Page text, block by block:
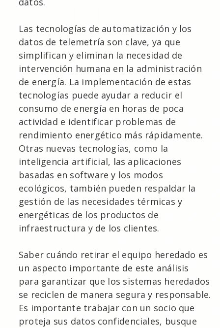
Las tecnologías de automatización y los
datos de telemetría son clave, ya que
simplifican y eliminan la necesidad de
intervención humana en la administración
de energía. La implementación de estas
tecnologías puede ayudar a reducir el
consumo de energía en horas de poca
actividad e identificar problemas de
rendimiento energético más rápidamente.
Otras nuevas tecnologías, como la
inteligencia artificial, las aplicaciones
basadas en software y los modos
ecológicos, también pueden respaldar la
gestión de las necesidades térmicas y
energéticas de los productos de
infraestructura y de los clientes.
Saber cuándo retirar el equipo heredado es
un aspecto importante de este análisis
para garantizar que los sistemas heredados
se reciclen de manera segura y responsable.
Es importante trabajar con un socio que
proteja sus datos confidenciales, busque